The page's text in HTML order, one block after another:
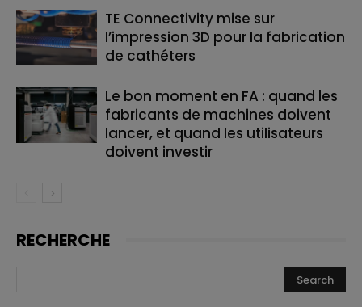
TE Connectivity mise sur
l’impression 3D pour la fabrication
de cathéters
Le bon moment en FA : quand les
fabricants de machines doivent
lancer, et quand les utilisateurs
doivent investir
RECHERCHE